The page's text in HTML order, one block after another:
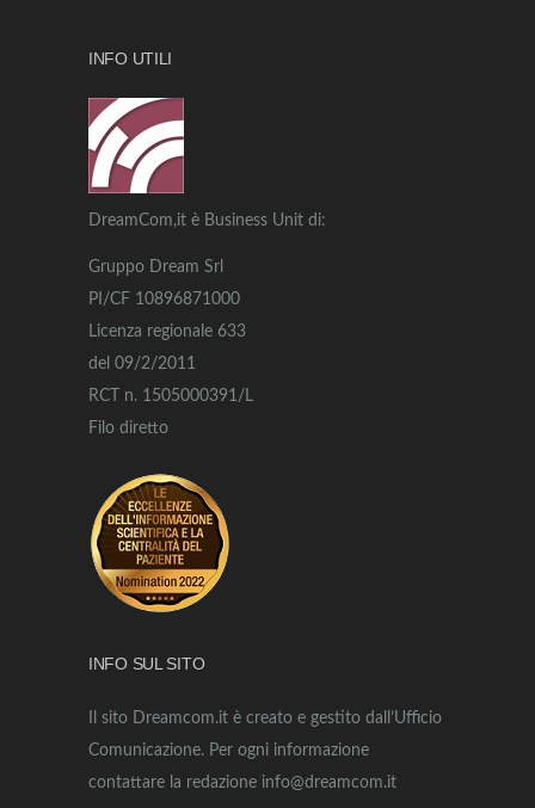
INFO UTILI
DreamCom,it è Business Unit di:
Gruppo Dream Srl
PI/CF 10896871000
Licenza regionale 633
del 09/2/2011
RCT n. 1505000391/L
Filo diretto
INFO SUL SITO
Il sito Dreamcom.it è creato e gestito dall’Ufficio
Comunicazione. Per ogni informazione
contattare la redazione info@dreamcom.it